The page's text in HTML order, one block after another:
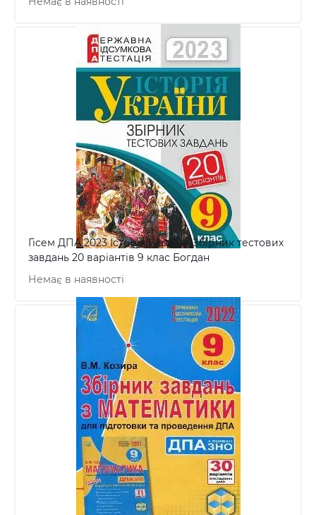
Гісем ДПА 2023 Історія України Збірник тестових
завдань 20 варіантів 9 клас Богдан
Немає в наявності